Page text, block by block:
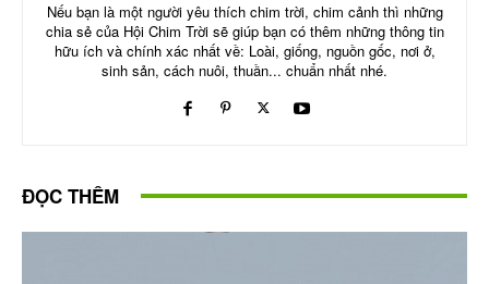
Nếu bạn là một người yêu thích chim trời, chim cảnh thì những
chia sẻ của Hội Chim Trời sẽ giúp bạn có thêm những thông tin
hữu ích và chính xác nhất về: Loài, giống, nguồn gốc, nơi ở,
sinh sản, cách nuôi, thuần... chuẩn nhất nhé.
ĐỌC THÊM